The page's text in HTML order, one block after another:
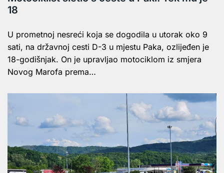
18
U prometnoj nesreći koja se dogodila u utorak oko 9
sati, na državnoj cesti D-3 u mjestu Paka, ozlijeđen je
18-godišnjak. On je upravljao motociklom iz smjera
Novog Marofa prema…